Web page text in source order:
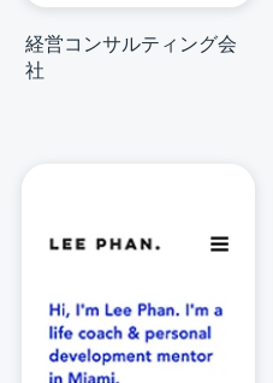
経営コンサルティング会
社